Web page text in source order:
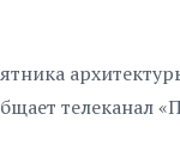
телеканал